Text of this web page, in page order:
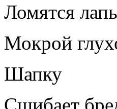
Ломятся
Мокрой
Шапку
Сшибает